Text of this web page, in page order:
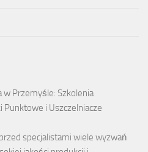
Przemyśle: Szkolenia
Punktowe i Uszczelniacze
specjalistami wiele wyzwań